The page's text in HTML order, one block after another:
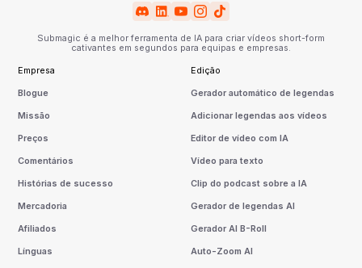
Submagic é a melhor ferramenta de IA para criar vídeos short-form
cativantes em segundos para equipas e empresas.
Empresa
Blogue
Missão
Preços
Comentários
Histórias de sucesso
Mercadoria
Afiliados
Línguas
Edição
Gerador automático de legendas
Adicionar legendas aos vídeos
Editor de vídeo com IA
Vídeo para texto
Clip do podcast sobre a IA
Gerador de legendas AI
Gerador AI B-Roll
Auto-Zoom AI